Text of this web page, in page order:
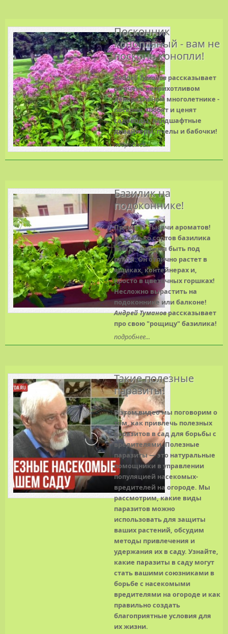
Посконник
конопляный - вам не
посконь конопли!
Андрей Туманов рассказывает
об очень неприхотливом
декоративном многолетнике -
поскони. Любят и ценят
садоводы, ландшафтные
дизайнеры, пчелы и бабочки!
подробнее...
Базилик на
подоконнике!
Пряность тысячи ароматов!
Несколько сортов базилика
всегда должны быть под
рукой. Он отлично растет в
ящиках, контейнерах и,
просто в цветочных горшках!
Несложно вырастить на
подоконнике или балконе!
Андрей Тумановрассказывает
про свою "рощицу" базилика!
подробнее...
Такие полезные
паразиты!
В этом видео мы поговорим о
том, как привлечь полезных
паразитов в сад для борьбы с
вредителями. Полезные
паразиты — это натуральные
помощники в управлении
популяцией насекомых-
вредителей на огороде. Мы
рассмотрим, какие виды
паразитов можно
использовать для защиты
ваших растений, обсудим
методы привлечения и
удержания их в саду. Узнайте,
какие паразиты в саду могут
стать вашими союзниками в
борьбе с насекомыми
вредителями на огороде и как
правильно создать
благоприятные условия для
их жизни.